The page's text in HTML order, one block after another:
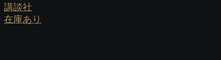
講談社
在庫あり